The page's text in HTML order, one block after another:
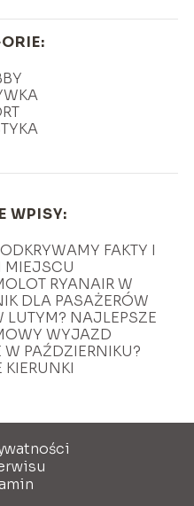
WPISY:
FAKTY I
MIEJSCU
RYANAIR W
DLA PASAŻERÓW
NAJLEPSZE
WYJAZD
PAŹDZIERNIKU?